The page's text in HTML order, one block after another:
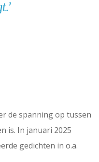
de spanning op tussen
is. In januari 2025
gedichten in o.a.